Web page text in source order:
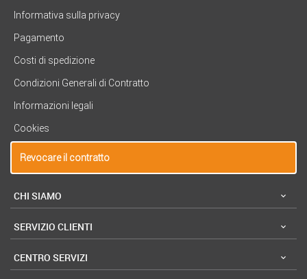
Informativa sulla privacy
Pagamento
Costi di spedizione
Condizioni Generali di Contratto
Informazioni legali
Cookies
Revocare il contratto
CHI SIAMO
SERVIZIO CLIENTI
CENTRO SERVIZI